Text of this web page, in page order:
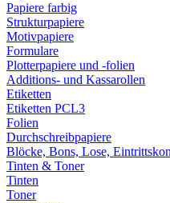
Papiere farbig
Strukturpapiere
Motivpapiere
Formulare
Plotterpapiere und -folien
Additions- und Kassarollen
Etiketten
Etiketten PCL3
Folien
Durchschreibpapiere
Blöcke, Bons, Lose,
Tinten & Toner
Tinten
Toner